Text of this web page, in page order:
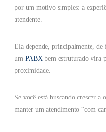
por um motivo simples: a
atendente.
Ela depende, principalmente,
um PABX bem estruturado vira
proximidade.
Se você está buscando crescer
manter um atendimento “com